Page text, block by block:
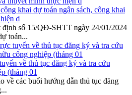
khai dự toán ngân sách, công khai
d
định số 15/QĐ-SHTT ngày 24/01/2024
toán...
về thủ tục đăng ký và tra cứu
(tháng 01
về các buổi hướng dẫn thủ tục đăng